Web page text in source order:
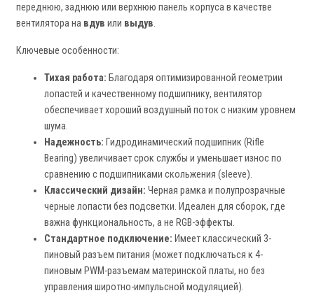
переднюю, заднюю или верхнюю панель корпуса в качестве
вентилятора на вдув или выдув.
Ключевые особенности:
Тихая работа: Благодаря оптимизированной геометрии
лопастей и качественному подшипнику, вентилятор
обеспечивает хороший воздушный поток с низким уровнем
шума.
Надежность: Гидродинамический подшипник (Rifle
Bearing) увеличивает срок службы и уменьшает износ по
сравнению с подшипниками скольжения (sleeve).
Классический дизайн: Черная рамка и полупрозрачные
черные лопасти без подсветки. Идеален для сборок, где
важна функциональность, а не RGB-эффекты.
Стандартное подключение: Имеет классический 3-
пиновый разъем питания (может подключаться к 4-
пиновым PWM-разъемам материнской платы, но без
управления широтно-импульсной модуляцией).